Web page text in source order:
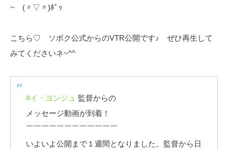
~ (〃▽〃)ﾎﾟｯ
こちら♡ ソボク公式からのVTR公開です♪ ぜひ再生して
みてくださいネ~^^
#イ・ヨンジュ 監督からの
メッセージ動画が到着！
￣￣￣￣￣￣￣￣￣￣￣￣
いよいよ公開まで１週間となりました。監督から日